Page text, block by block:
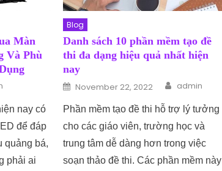
Màn
Và Phù
nay có
để đáp
quảng bá,
phải ai
Blog
Danh sách 10 phần mềm tạo đề
thi đa dạng hiệu quả nhất hiện
nay
Posted on
November 22, 2022 Author
admin
Phần mềm tạo đề thi hỗ trợ lý tưởng
cho các giáo viên, trường học và
trung tâm dễ dàng hơn trong việc
soạn thảo đề thi. Các phần mềm này